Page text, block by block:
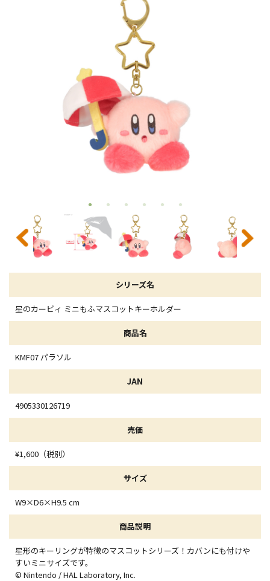
シリーズ名
星のカービィ ミニもふマスコットキーホルダー
商品名
KMF07 パラソル
JAN
4905330126719
売価
¥1,600（税別）
サイズ
W9×D6×H9.5 cm
商品説明
星形のキーリングが特徴のマスコットシリーズ！カバンにも付けや
すいミニサイズです。
© Nintendo / HAL Laboratory, Inc.